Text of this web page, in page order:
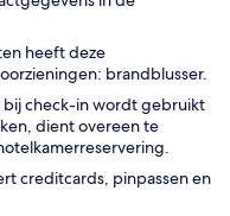
heeft deze
brandblusser.
bij check-in wordt gebruikt
dient overeen te
creditcards, pinpassen en